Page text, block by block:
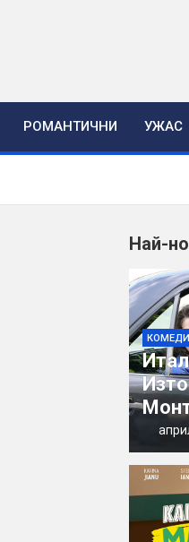
РОМАНТИЧНИ УЖАС
Най-